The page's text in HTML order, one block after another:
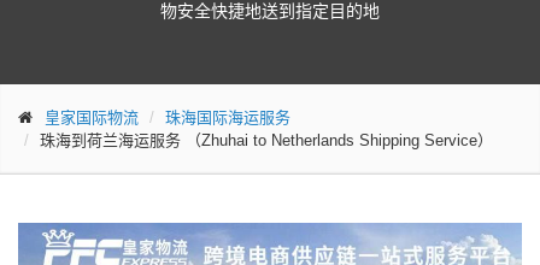
物安全快捷地送到指定目的地
皇家国际物流
珠海国际海运服务
珠海到荷兰海运服务 （Zhuhai to Netherlands Shipping Service）